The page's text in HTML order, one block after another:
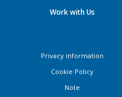
Work with Us
Privacy information
Cookie Policy
Note